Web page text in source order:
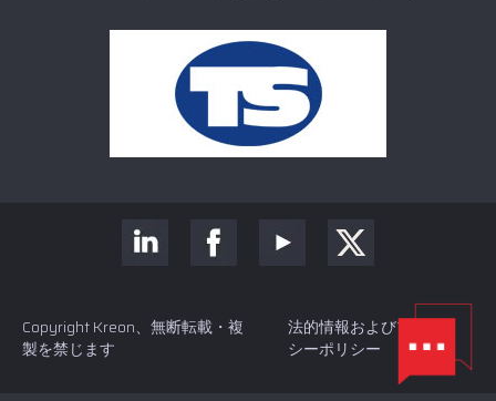
Copyright Kreon、無断転載・複
製を禁じます
法的情報およびプライバ
シーポリシー